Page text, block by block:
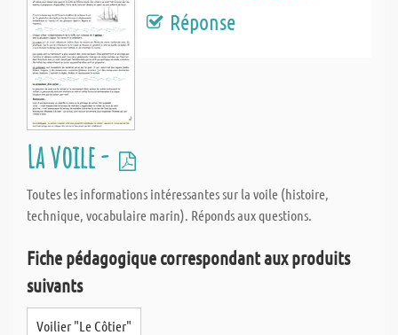
Réponse
La voile -
Toutes les informations intéressantes sur la voile (histoire,
technique, vocabulaire marin). Réponds aux questions.
Fiche pédagogique correspondant aux produits
suivants
Voilier "Le Côtier"